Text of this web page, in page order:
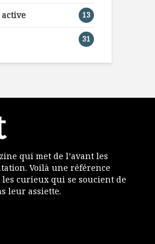
13
31
qui met de l’avant les
Voilà une référence
curieux qui se soucient de
leur assiette.